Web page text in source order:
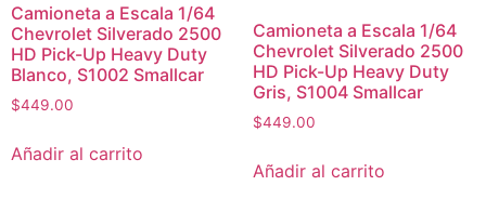
Camioneta a Escala 1/64
Chevrolet Silverado 2500
HD Pick-Up Heavy Duty
Blanco, S1002 Smallcar
$449.00
Añadir al carrito
Camioneta a Escala 1/64
Chevrolet Silverado 2500
HD Pick-Up Heavy Duty
Gris, S1004 Smallcar
$449.00
Añadir al carrito